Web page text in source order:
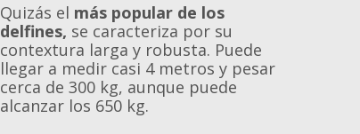
Quizás el más popular de los
delfines, se caracteriza por su
contextura larga y robusta. Puede
llegar a medir casi 4 metros y pesar
cerca de 300 kg, aunque puede
alcanzar los 650 kg.